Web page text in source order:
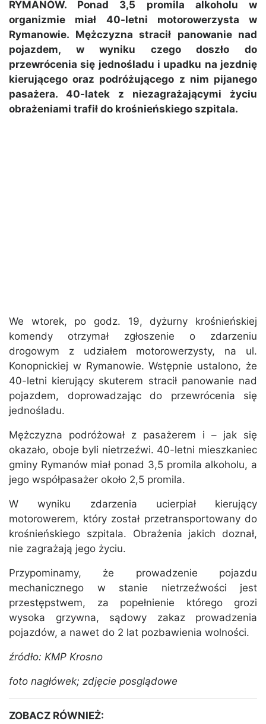
RYMANÓW. Ponad 3,5 promila alkoholu w
organizmie miał 40-letni motorowerzysta w
Rymanowie. Mężczyzna stracił panowanie nad
pojazdem, w wyniku czego doszło do
przewrócenia się jednośladu i upadku na jezdnię
kierującego oraz podróżującego z nim pijanego
pasażera. 40-latek z niezagrażającymi życiu
obrażeniami trafił do krośnieńskiego szpitala.
We wtorek, po godz. 19, dyżurny krośnieńskiej
komendy otrzymał zgłoszenie o zdarzeniu
drogowym z udziałem motorowerzysty, na ul.
Konopnickiej w Rymanowie. Wstępnie ustalono, że
40-letni kierujący skuterem stracił panowanie nad
pojazdem, doprowadzając do przewrócenia się
jednośladu.
Mężczyzna podróżował z pasażerem i – jak się
okazało, oboje byli nietrzeźwi. 40-letni mieszkaniec
gminy Rymanów miał ponad 3,5 promila alkoholu, a
jego współpasażer około 2,5 promila.
W wyniku zdarzenia ucierpiał kierujący
motorowerem, który został przetransportowany do
krośnieńskiego szpitala. Obrażenia jakich doznał,
nie zagrażają jego życiu.
Przypominamy, że prowadzenie pojazdu
mechanicznego w stanie nietrzeźwości jest
przestępstwem, za popełnienie którego grozi
wysoka grzywna, sądowy zakaz prowadzenia
pojazdów, a nawet do 2 lat pozbawienia wolności.
źródło: KMP Krosno
foto nagłówek; zdjęcie posglądowe
ZOBACZ RÓWNIEŻ: